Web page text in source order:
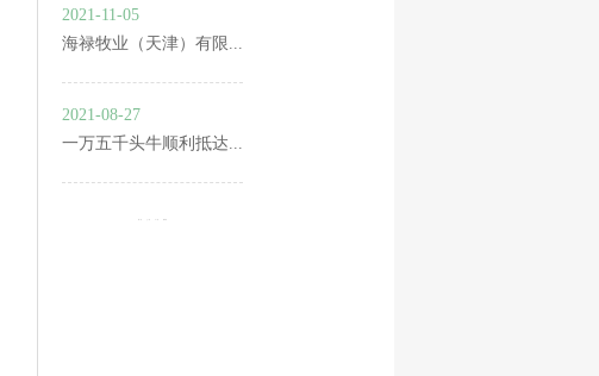
2021-11-05
海禄牧业（天津）有限...
2021-08-27
一万五千头牛顺利抵达...